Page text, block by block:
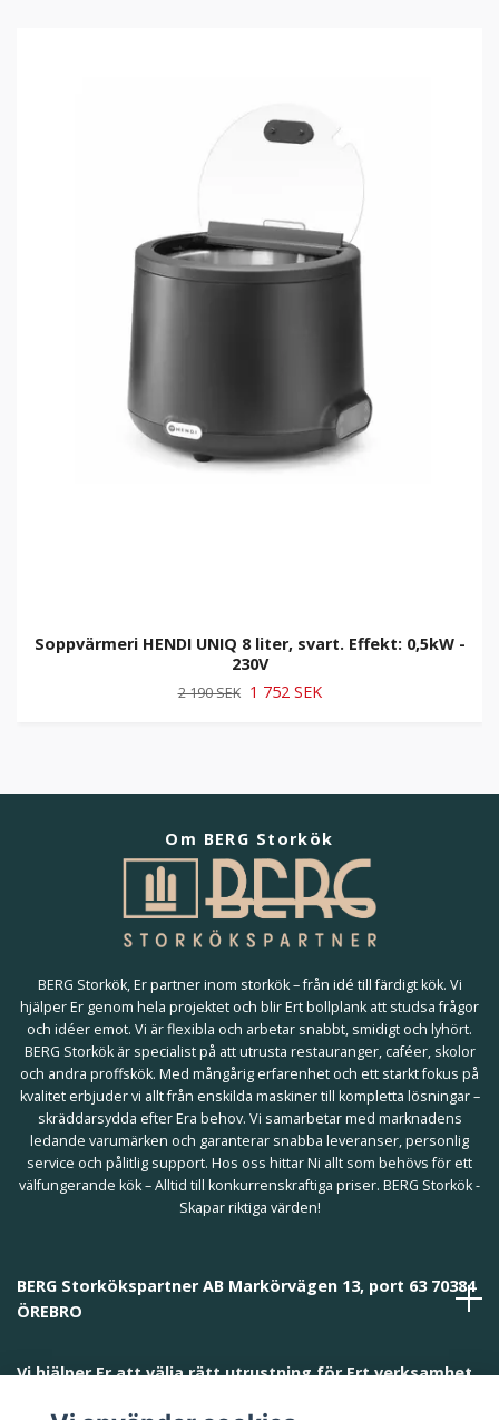
Soppvärmeri HENDI UNIQ 8 liter, svart. Effekt: 0,5kW -
230V
2 190 SEK 1 752 SEK
Om BERG Storkök
BERG Storkök, Er partner inom storkök – från idé till färdigt kök. Vi
hjälper Er genom hela projektet och blir Ert bollplank att studsa frågor
och idéer emot. Vi är flexibla och arbetar snabbt, smidigt och lyhört.
BERG Storkök är specialist på att utrusta restauranger, caféer, skolor
och andra proffskök. Med mångårig erfarenhet och ett starkt fokus på
kvalitet erbjuder vi allt från enskilda maskiner till kompletta lösningar –
skräddarsydda efter Era behov. Vi samarbetar med marknadens
ledande varumärken och garanterar snabba leveranser, personlig
service och pålitlig support. Hos oss hittar Ni allt som behövs för ett
välfungerande kök – Alltid till konkurrenskraftiga priser. BERG Storkök -
Skapar riktiga värden!
BERG Storkökspartner AB Markörvägen 13, port 63 70384
ÖREBRO
Vi hjälper Er att välja rätt utrustning för Ert verksamhet